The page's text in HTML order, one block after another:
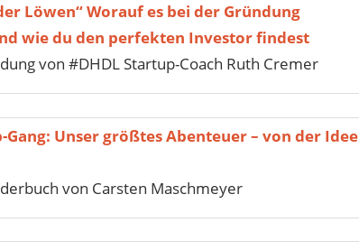
Löwen“ Worauf es bei der Gründung
wie du den perfekten Investor findest
von #DHDL Startup-Coach Ruth Cremer
Gang: Unser größtes Abenteuer – von der Idee
von Carsten Maschmeyer